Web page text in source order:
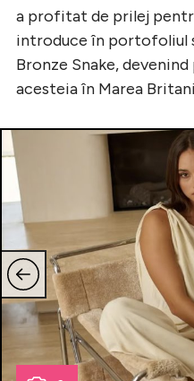
a profitat de prilej
introduce în portofoliul
Bronze Snake,
acesteia în Marea